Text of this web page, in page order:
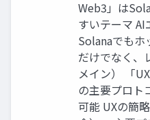
Web3」は
すいテーマ
Solanaでもホ
だけでなく、
メイン） 「
の主要プロト
可能 UXの簡